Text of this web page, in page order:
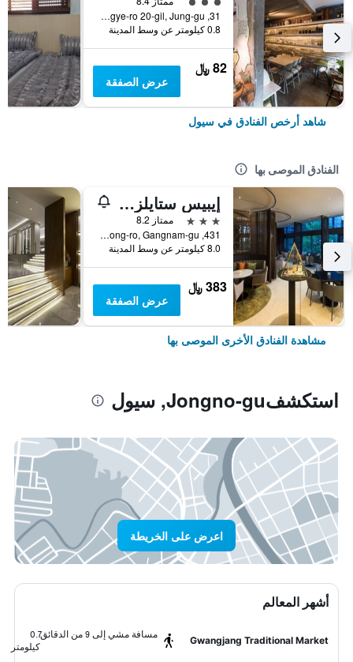
31, Toegye-ro 20-gil, Jung-gu, سيول, كوريا الجنوبية
0.8 كيلومتر عن وسط المدينة
82 ﷼
عرض الصفقة
شاهد أرخص الفنادق في سيول
الفنادق الموصى بها
إيبيس ستايلز أمباسادور سيول غانغنام
3 نجوم
ممتاز 8.2
431, Samseong-ro, Gangnam-gu, سيول, كوريا الجنوبية
8.0 كيلومتر عن وسط المدينة
383 ﷼
عرض الصفقة
مشاهدة الفنادق الأخرى الموصى بها
استكشفJongno-gu, سيول
اعرض على الخريطة
أشهر المعالم
Gwangjang Traditional Market
مسافة مشي إلى 9 من الدقائق
0.7
كيلومتر